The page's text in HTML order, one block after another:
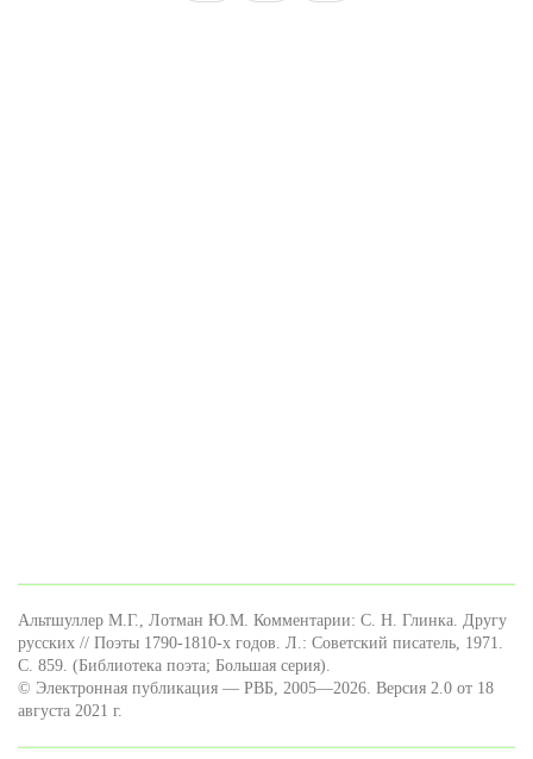
Альтшуллер М.Г., Лотман Ю.М. Комментарии: С. Н. Глинка. Другу
русских // Поэты 1790-1810-х годов. Л.: Советский писатель, 1971.
С. 859. (Библиотека поэта; Большая серия).
© Электронная публикация — РВБ, 2005—2026. Версия 2.0 от 18
августа 2021 г.